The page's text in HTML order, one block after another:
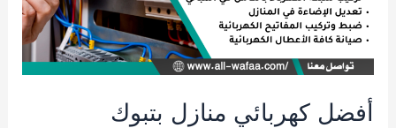
أفضل كهربائي منازل بتبوك